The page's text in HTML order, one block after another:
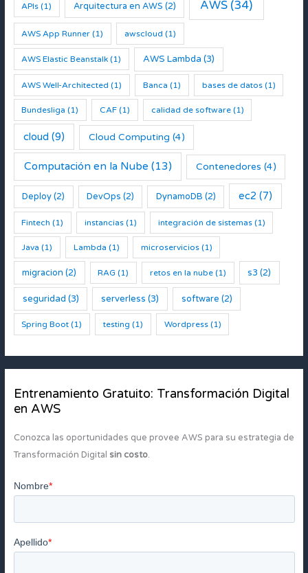
APIs (1) Arquitectura en AWS (2) AWS (34)
AWS App Runner (1) awscloud (1)
AWS Elastic Beanstalk (1) AWS Lambda (3)
AWS Well-Architected (1) Banca (1) bases de datos(1)
Bundesliga (1) CAF (1) calidad de software(1)
cloud (9) Cloud Computing (4)
Computación en la Nube (13) Contenedores (4)
Deploy(2) DevOps (2) DynamoDB (2) ec2 (7)
Fintech (1) instancias (1) integración de sistemas(1)
Java (1) Lambda (1) microservicios(1)
migracion (2) RAG (1) retos en la nube(1) s3 (2)
seguridad (3) serverless (3) software (2)
Spring Boot (1) testing (1) Wordpress(1)
Entrenamiento Gratuito: Transformación Digital
en AWS
Conozca las oportunidades que provee AWS para su estrategia de
Transformación Digital sin costo.